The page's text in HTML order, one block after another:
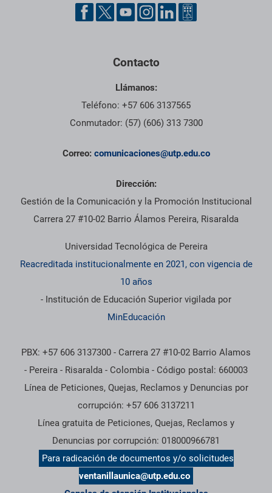
Contacto
Llámanos:
Teléfono: +57 606 3137565
Conmutador: (57) (606) 313 7300
Correo: comunicaciones@utp.edu.co
Dirección:
Gestión de la Comunicación y la Promoción Institucional
Carrera 27 #10-02 Barrio Álamos Pereira, Risaralda
Universidad Tecnológica de Pereira
Reacreditada institucionalmente en 2021, con vigencia de
10 años
- Institución de Educación Superior vigilada por
MinEducación
PBX: +57 606 3137300 - Carrera 27 #10-02 Barrio Alamos
- Pereira - Risaralda - Colombia - Código postal: 660003
Línea de Peticiones, Quejas, Reclamos y Denuncias por
corrupción: +57 606 3137211
Línea gratuita de Peticiones, Quejas, Reclamos y
Denuncias por corrupción: 018000966781
Para radicación de documentos y/o solicitudes
ventanillaunica@utp.edu.co